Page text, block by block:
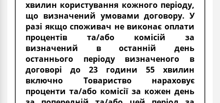
хвилин користування кожного періоду,
що визначений умовами договору. У
разі якщо споживач не виконає оплати
процентів та/або комісій за
визначений в останній день
останнього періоду визначеного в
договорі до 23 години 55 хвилин
включно Товариство нараховує
проценти та/або комісії за кожен день